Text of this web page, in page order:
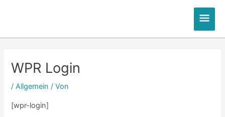
WPR Login
/Allgemein / Von
[wpr-login]